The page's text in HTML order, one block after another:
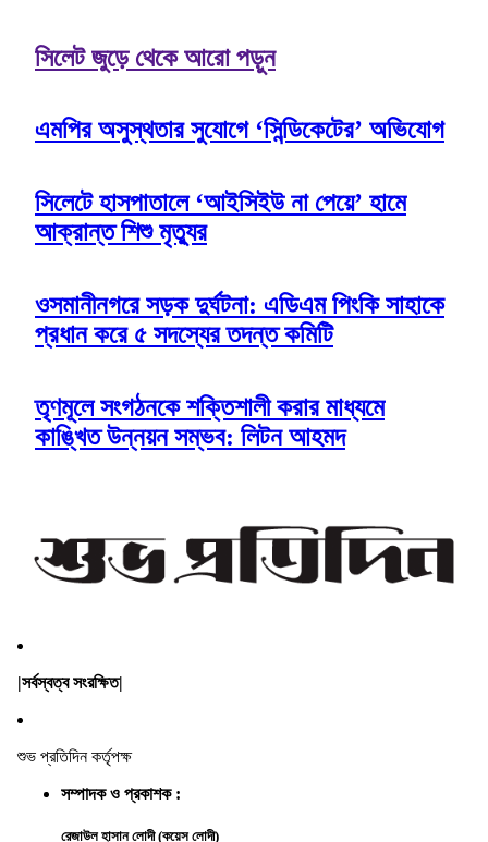
সিলেট জুড়ে থেকে আরো পড়ুন
এমপির অসুস্থতার সুযোগে ‘সিন্ডিকেটের’ অভিযোগ
সিলেটে হাসপাতালে ‘আইসিইউ না পেয়ে’ হামে
আক্রান্ত শিশু মৃত্যুর
ওসমানীনগরে সড়ক দুর্ঘটনা: এডিএম পিংকি সাহাকে
প্রধান করে ৫ সদস্যের তদন্ত কমিটি
তৃণমূলে সংগঠনকে শক্তিশালী করার মাধ্যমে
কাঙ্খিত উন্নয়ন সম্ভব: লিটন আহমদ
|সর্বস্বত্ব সংরক্ষিত|
শুভ প্রতিদিন কর্তৃপক্ষ
সম্পাদক ও প্রকাশক :
রেজাউল হাসান লোদী (কয়েস লোদী)